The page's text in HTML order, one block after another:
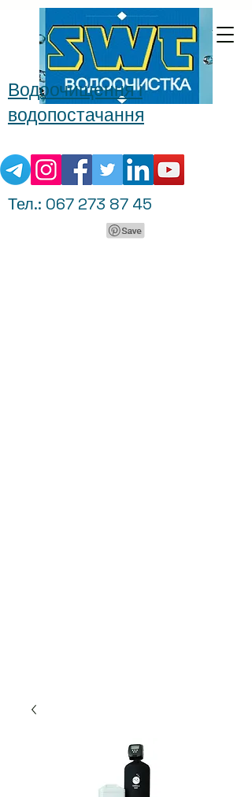
Водоочищення і
водопостачання
Тел.: 067 273 87 45